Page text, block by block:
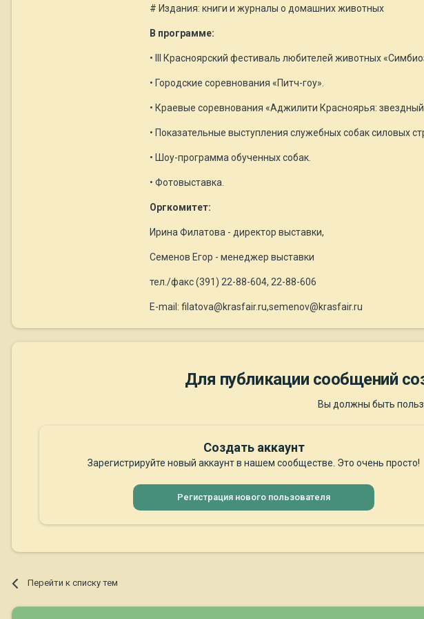
# Издания: книги и журналы о домашних животных
В программе:
• III Красноярский фестиваль любителей животных
• Городские соревнования «Питч-гоу».
• Краевые соревнования «Аджилити Красноярья:
• Показательные выступления служебных собак силовых
• Шоу-программа обученных собак.
• Фотовыставка.
Оргкомитет:
Ирина Филатова - директор выставки,
Семенов Егор - менеджер выставки
тел./факс (391) 22-88-604, 22-88-606
E-mail: filatova@krasfair.ru,semenov@krasfair.ru
Для публикации сообщений
Вы должны быть
Создать аккаунт
Зарегистрируйте новый аккаунт в нашем сообществе. Это очень просто!
Регистрация нового пользователя
Перейти к списку тем